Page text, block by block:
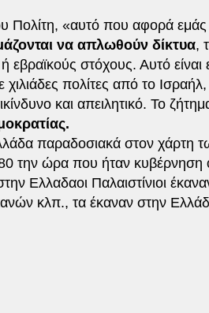
«αυτό που αφορά εμάς
να απλωθούν δίκτυα,
στόχους. Αυτό είναι
χιλιάδες πολίτες από το
και απειλητικό. Το
παραδοσιακά στον χάρτη
την ώρα που ήταν κυβέρνηση
Ελλαδαοι Παλαιστίνιοι
κλπ., τα έκαναν στην